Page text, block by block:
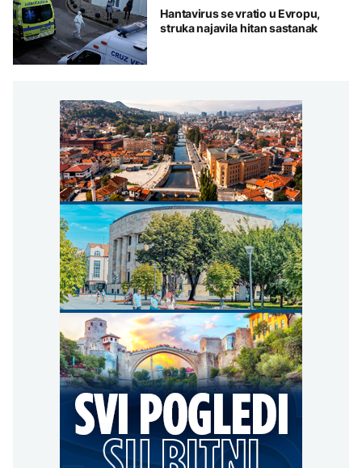
Hantavirus se vratio u Evropu,
struka najavila hitan sastanak